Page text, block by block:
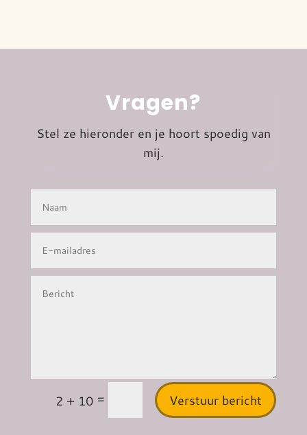
Vragen?
Stel ze hieronder en je hoort spoedig van
mij.
2 + 10 = Verstuur bericht